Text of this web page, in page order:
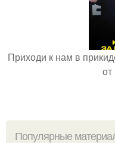
Приходи к нам в
от
Популярные